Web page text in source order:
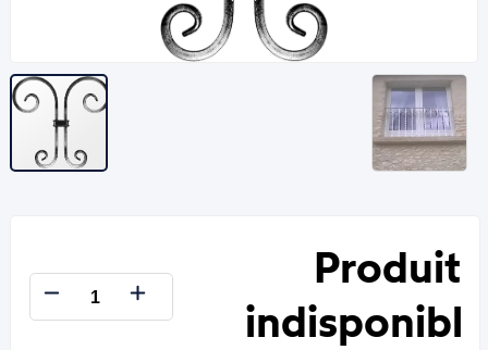
Produit
indisponible